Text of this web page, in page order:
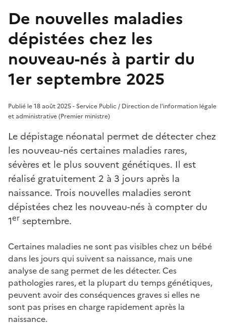
De nouvelles maladies
dépistées chez les
nouveau-nés à partir du
1er septembre 2025
Publié le 18 août 2025 - Service Public / Direction de l'information légale
et administrative (Premier ministre)
Le dépistage néonatal permet de détecter chez
les nouveau-nés certaines maladies rares,
sévères et le plus souvent génétiques. Il est
réalisé gratuitement 2 à 3 jours après la
naissance. Trois nouvelles maladies seront
dépistées chez les nouveau-nés à compter du
1er septembre.
Certaines maladies ne sont pas visibles chez un bébé
dans les jours qui suivent sa naissance, mais une
analyse de sang permet de les détecter. Ces
pathologies rares, et la plupart du temps génétiques,
peuvent avoir des conséquences graves si elles ne
sont pas prises en charge rapidement après la
naissance.